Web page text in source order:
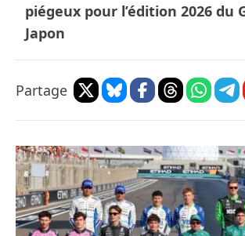
piégeux pour l’édition 2026 du
Japon
Partage